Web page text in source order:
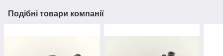
Подібні товари компанії